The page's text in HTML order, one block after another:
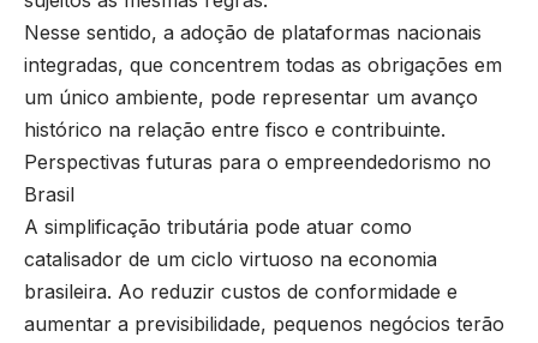
Nesse sentido, a adoção de plataformas nacionais
integradas, que concentrem todas as obrigações em
um único ambiente, pode representar um avanço
histórico na relação entre fisco e contribuinte.
Perspectivas futuras para o empreendedorismo no
Brasil
A simplificação tributária pode atuar como
catalisador de um ciclo virtuoso na economia
brasileira. Ao reduzir custos de conformidade e
aumentar a previsibilidade, pequenos negócios terão